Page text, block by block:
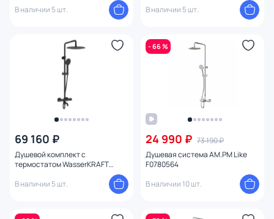
В наличии 5 шт.
В наличии 5 шт.
69 160 ₽
Душевой комплект с
термостатом WasserKRAFT
Thermo A28801 черный матовый
В наличии 5 шт.
- 66 %
24 990 ₽ 73 190 ₽
Душевая система AM.PM Like
F0780564
В наличии 10 шт.
Бренд
Материал
Управление